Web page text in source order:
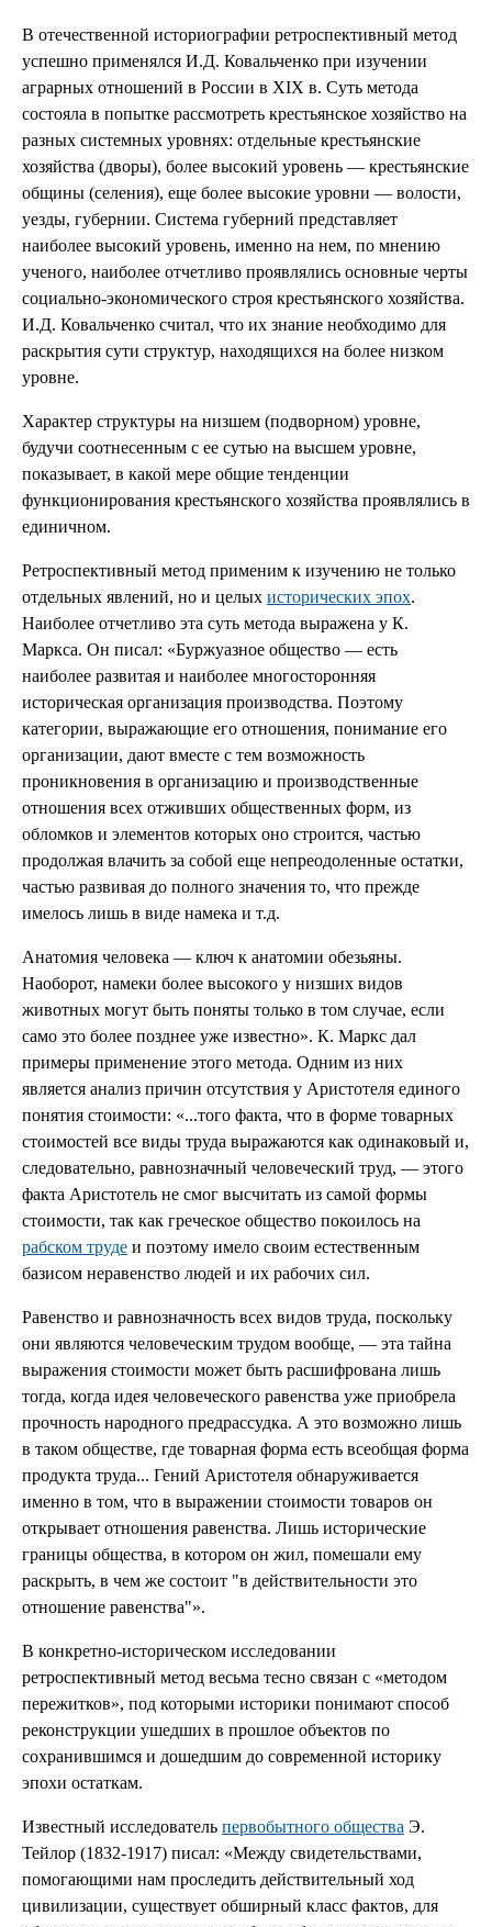
В отечественной историографии ретроспективный метод
успешно применялся И.Д. Ковальченко при изучении
аграрных отношений в России в XIX в. Суть метода
состояла в попытке рассмотреть крестьянское хозяйство на
разных системных уровнях: отдельные крестьянские
хозяйства (дворы), более высокий уровень — крестьянские
общины (селения), еще более высокие уровни — волости,
уезды, губернии. Система губерний представляет
наиболее высокий уровень, именно на нем, по мнению
ученого, наиболее отчетливо проявлялись основные черты
социально-экономического строя крестьянского хозяйства.
И.Д. Ковальченко считал, что их знание необходимо для
раскрытия сути структур, находящихся на более низком
уровне.
Характер структуры на низшем (подворном) уровне,
будучи соотнесенным с ее сутью на высшем уровне,
показывает, в какой мере общие тенденции
функционирования крестьянского хозяйства проявлялись в
единичном.
Ретроспективный метод применим к изучению не только
отдельных явлений, но и целых исторических эпох.
Наиболее отчетливо эта суть метода выражена у К.
Маркса. Он писал: «Буржуазное общество — есть
наиболее развитая и наиболее многосторонняя
историческая организация производства. Поэтому
категории, выражающие его отношения, понимание его
организации, дают вместе с тем возможность
проникновения в организацию и производственные
отношения всех отживших общественных форм, из
обломков и элементов которых оно строится, частью
продолжая влачить за собой еще непреодоленные остатки,
частью развивая до полного значения то, что прежде
имелось лишь в виде намека и т.д.
Анатомия человека — ключ к анатомии обезьяны.
Наоборот, намеки более высокого у низших видов
животных могут быть поняты только в том случае, если
само это более позднее уже известно». К. Маркс дал
примеры применение этого метода. Одним из них
является анализ причин отсутствия у Аристотеля единого
понятия стоимости: «...того факта, что в форме товарных
стоимостей все виды труда выражаются как одинаковый и,
следовательно, равнозначный человеческий труд, — этого
факта Аристотель не смог высчитать из самой формы
стоимости, так как греческое общество покоилось на
рабском труде и поэтому имело своим естественным
базисом неравенство людей и их рабочих сил.
Равенство и равнозначность всех видов труда, поскольку
они являются человеческим трудом вообще, — эта тайна
выражения стоимости может быть расшифрована лишь
тогда, когда идея человеческого равенства уже приобрела
прочность народного предрассудка. А это возможно лишь
в таком обществе, где товарная форма есть всеобщая форма
продукта труда... Гений Аристотеля обнаруживается
именно в том, что в выражении стоимости товаров он
открывает отношения равенства. Лишь исторические
границы общества, в котором он жил, помешали ему
раскрыть, в чем же состоит "в действительности это
отношение равенства"».
В конкретно-историческом исследовании
ретроспективный метод весьма тесно связан с «методом
пережитков», под которыми историки понимают способ
реконструкции ушедших в прошлое объектов по
сохранившимся и дошедшим до современной историку
эпохи остаткам.
Известный исследователь первобытного общества Э.
Тейлор (1832-1917) писал: «Между свидетельствами,
помогающими нам проследить действительный ход
цивилизации, существует обширный класс фактов, для